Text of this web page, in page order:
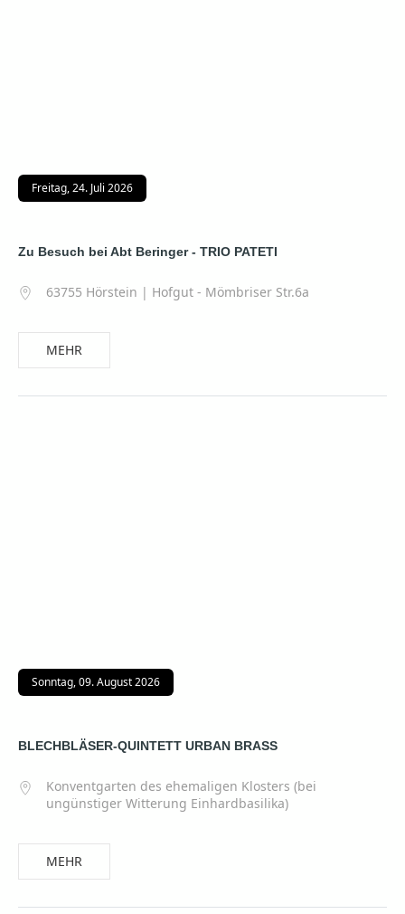
Freitag, 24. Juli 2026
Zu Besuch bei Abt Beringer - TRIO PATETI
63755 Hörstein | Hofgut - Mömbriser Str.6a
MEHR
Sonntag, 09. August 2026
BLECHBLÄSER-QUINTETT URBAN BRASS
Konventgarten des ehemaligen Klosters (bei
ungünstiger Witterung Einhardbasilika)
MEHR